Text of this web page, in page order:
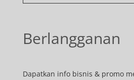
Berlangganan
Dapatkan info bisnis & promo